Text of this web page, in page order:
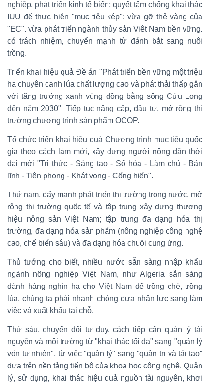
nghiệp, phát triển kinh tế biển; quyết tâm chống khai thác
IUU để thực hiện "mục tiêu kép": vừa gỡ thẻ vàng của
"EC", vừa phát triển ngành thủy sản Việt Nam bền vững,
có trách nhiệm, chuyển mạnh từ đánh bắt sang nuôi
trồng.
Triển khai hiệu quả Đề án "Phát triển bền vững một triệu
ha chuyên canh lúa chất lượng cao và phát thải thấp gắn
với tăng trưởng xanh vùng đồng bằng sông Cửu Long
đến năm 2030". Tiếp tục nâng cấp, đầu tư, mở rộng thị
trường chương trình sản phẩm OCOP.
Tổ chức triển khai hiệu quả Chương trình mục tiêu quốc
gia theo cách làm mới, xây dựng người nông dân thời
đại mới "Tri thức - Sáng tạo - Số hóa - Làm chủ - Bản
lĩnh - Tiên phong - Khát vọng - Cống hiến".
Thứ năm, đẩy mạnh phát triển thị trường trong nước, mở
rộng thị trường quốc tế và tập trung xây dựng thương
hiệu nông sản Việt Nam; tập trung đa dạng hóa thị
trường, đa dạng hóa sản phẩm (nông nghiệp công nghệ
cao, chế biến sâu) và đa dạng hóa chuỗi cung ứng.
Thủ tướng cho biết, nhiều nước sẵn sàng nhập khẩu
ngành nông nghiệp Việt Nam, như Algeria sẵn sàng
dành hàng nghìn ha cho Việt Nam để trồng chè, trồng
lúa, chúng ta phải nhanh chóng đưa nhân lực sang làm
việc và xuất khẩu tại chỗ.
Thứ sáu, chuyển đổi tư duy, cách tiếp cận quản lý tài
nguyên và môi trường từ "khai thác tối đa" sang "quản lý
vốn tự nhiên", từ việc "quản lý" sang "quản trị và tái tạo"
dựa trên nền tảng tiến bộ của khoa học công nghệ. Quản
lý, sử dụng, khai thác hiệu quả nguồn tài nguyên, khơi